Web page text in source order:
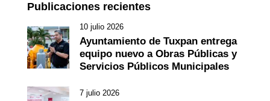
Publicaciones recientes
10 julio 2026
Ayuntamiento de Tuxpan entrega
equipo nuevo a Obras Públicas y
Servicios Públicos Municipales
7 julio 2026